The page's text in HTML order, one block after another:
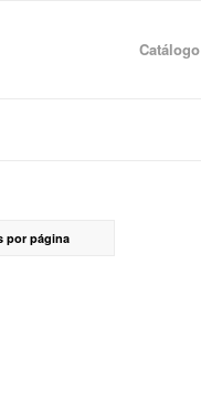
Catálogo
por página